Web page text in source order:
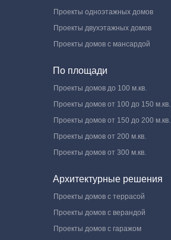
Проекты одноэтажных домов
Проекты двухэтажных домов
Проекты домов с мансардой
По площади
Проекты домов до 100 м.кв.
Проекты домов от 100 до 150 м.кв.
Проекты домов от 150 до 200 м.кв.
Проекты домов от 200 м.кв.
Проекты домов от 300 м.кв.
Архитектурные решения
Проекты домов с террасой
Проекты домов с верандой
Проекты домов с гаражом